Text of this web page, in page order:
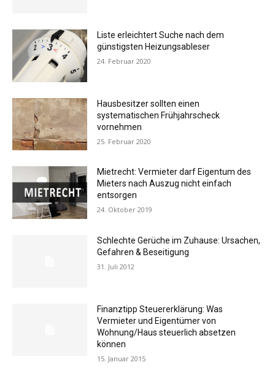
Liste erleichtert Suche nach dem
günstigsten Heizungsableser
24. Februar 2020
Hausbesitzer sollten einen
systematischen Frühjahrscheck
vornehmen
25. Februar 2020
Mietrecht: Vermieter darf Eigentum des
Mieters nach Auszug nicht einfach
entsorgen
24. Oktober 2019
Schlechte Gerüche im Zuhause: Ursachen,
Gefahren & Beseitigung
31. Juli 2012
Finanztipp Steuererklärung: Was
Vermieter und Eigentümer von
Wohnung/Haus steuerlich absetzen
können
15. Januar 2015